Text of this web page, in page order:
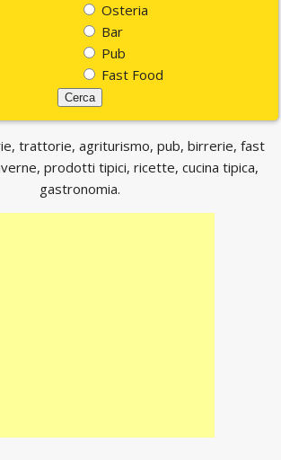
Osteria
Bar
Pub
Fast Food
trattorie, agriturismo, pub, birrerie, fast
prodotti tipici, ricette, cucina tipica,
gastronomia.